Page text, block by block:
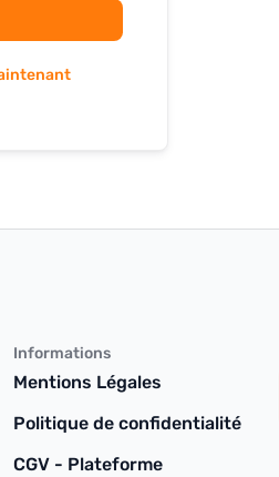
Informations
Mentions Légales
Politique de confidentialité
CGV - Plateforme